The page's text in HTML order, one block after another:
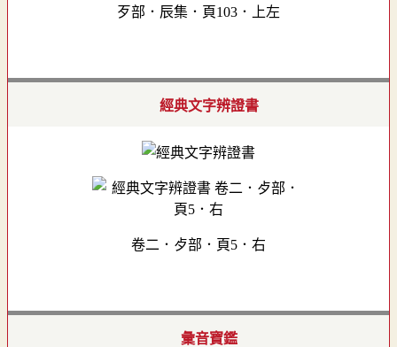
歹部．辰集．頁103．上左
經典文字辨證書
卷二．歺部．頁5．右
彙音寶鑑